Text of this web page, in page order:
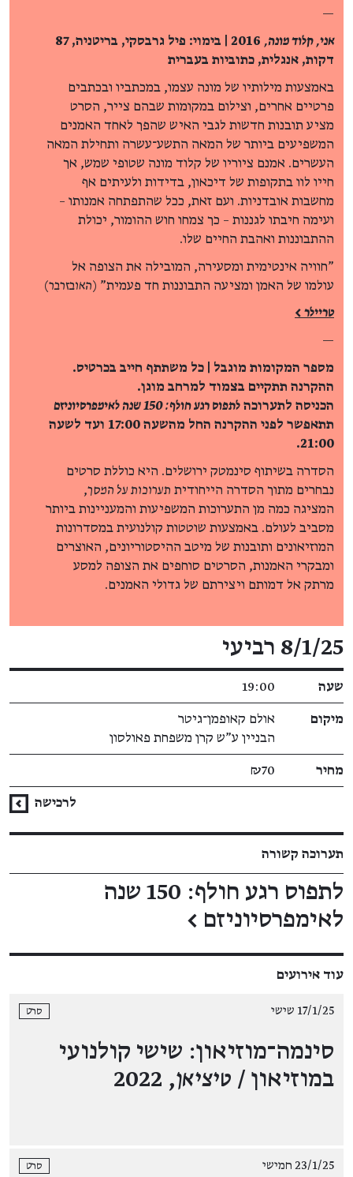
—
אני, קלוד מונה,
2016 | בימוי: פיל גרבסקי, בריטניה, 87
דקות, אנגלית, כתוביות בעברית
באמצעות מילותיו של מונה עצמו, במכתביו ובכתבים
פרטיים אחרים, וצילום במקומות שבהם צייר, הסרט
מציע תובנות חדשות לגבי האיש שהפך לאחד האמנים
המשפיעים ביותר של המאה התשע־עשרה ותחילת המאה
העשרים. אמנם ציוריו של קלוד מונה שטופי שמש, אך
חייו לוו בתקופות של דיכאון, בדידות ולעיתים אף
מחשבות אובדניות. ועם זאת, ככל שהתפתחה אמנותו –
ועימה חיבתו לגננות – כך צמחו חוש ההומור, יכולת
ההתבוננות ואהבת החיים שלו.
"חוויה אינטימית ומסעירה, המובילה את הצופה אל
עולמו של האמן ומציעה התבוננות חד פעמית" (האובזרבר)
טריילר >
—
מספר המקומות מוגבל | כל משתתף חייב בכרטיס.
ההקרנה תתקיים בצמוד למרחב מוגן.
הכניסה לתערוכה לתפוס רגע חולף: 150 שנה לאימפרסיוניזם
תתאפשר לפני ההקרנה החל מהשעה 17:00 ועד לשעה
21:00.
הסדרה בשיתוף סינמטק ירושלים. היא כוללת סרטים
נבחרים מתוך הסדרה הייחודית תערוכות על המסך,
המציגה כמה מן התערוכות המשפיעות והמעניינות ביותר
מסביב לעולם. באמצעות שוטטות קולנועית במסדרונות
המוזיאונים ותובנות של מיטב ההיסטוריונים, האוצרים
ומבקרי האמנות, הסרטים סוחפים את הצופה למסע
מרתק אל דמותם ויצירתם של גדולי האמנים.
פרטי האירוע
8/1/25 רביעי
שעה 19:00
מיקום
אולם קאופמן־גיטר
הבניין ע"ש קרן משפחת פאולסון
מחיר ₪70
לרכישה
תערוכה קשורה
לתפוס רגע חולף: 150 שנה
לאימפרסיוניזם ←
עוד אירועים
17/1/25 שישי סרט
סינמה־מוזיאון: שישי קולנועי
במוזיאון / טיציאן, 2022
23/1/25 חמישי סרט